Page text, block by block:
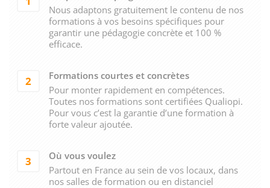
Nous adaptons gratuitement le contenu de nos
formations à vos besoins spécifiques pour
garantir une pédagogie concrète et 100 %
efficace.
2
Formations courtes et concrètes
Pour monter rapidement en compétences.
Toutes nos formations sont certifiées Qualiopi.
Pour vous c’est la garantie d’une formation à
forte valeur ajoutée.
3
Où vous voulez
Partout en France au sein de vos locaux, dans
nos salles de formation ou en distanciel